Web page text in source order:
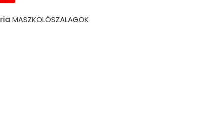
MASZKOLÓSZALAGOK